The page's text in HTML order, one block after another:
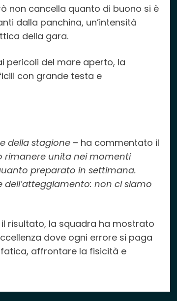
non cancella quanto di buono si è
dalla panchina, un’intensità
della gara.
pericoli del mare aperto, la
con grande testa e
della stagione – ha commentato il
rimanere unita nei momenti
preparato in settimana.
non ci siamo
risultato, la squadra ha mostrato
dove ogni errore si paga
affrontare la fisicità e